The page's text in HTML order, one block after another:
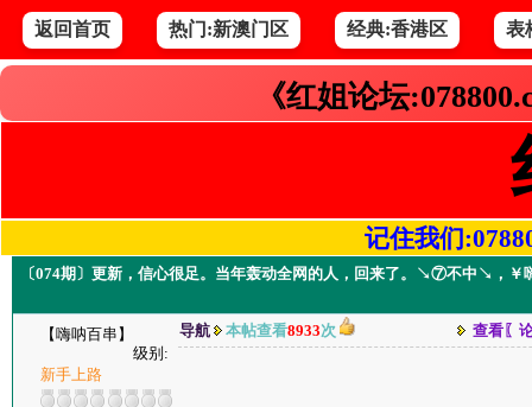
返回首页 热门:新澳门区 经典:香港区 表
《红姐论坛
记住我们
〔074期〕更新，信心很足。当年轰动全网的人，回来了。↘⑦不中↘，￥
【嗨呐百串】
级别:
新手上路
导航 本帖查看8933次 查看〖